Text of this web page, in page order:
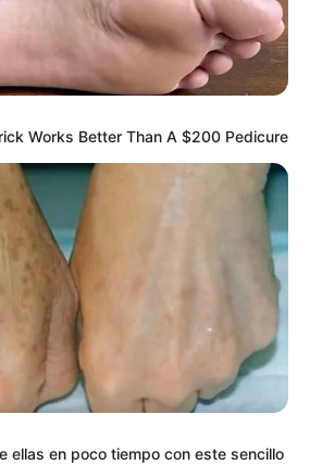
POR LLUVIAS
METRO DE MEDELLÍN
CORTES DE AGUA
NIÑO
Works Better Than A $200 Pedicure
ellas en poco tiempo con este sencillo